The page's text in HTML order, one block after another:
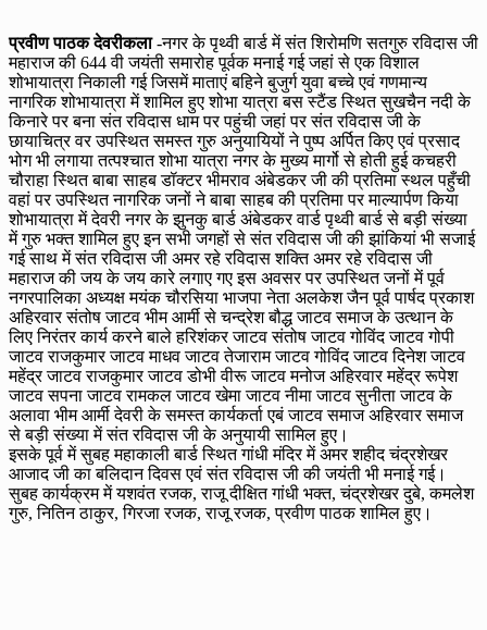
प्रवीण पाठक देवरीकला-नगर के पृथ्वी बार्ड में संत शिरोमणि सतगुरु रविदास जी
महाराज की 644 वी जयंती समारोह पूर्वक मनाई गई जहां से एक विशाल
शोभायात्रा निकाली गई जिसमें माताएं बहिने बुजुर्ग युवा बच्चे एवं गणमान्य
नागरिक शोभायात्रा में शामिल हुए शोभा यात्रा बस स्टैंड स्थित सुखचैन नदी के
किनारे पर बना संत रविदास धाम पर पहुंची जहां पर संत रविदास जी के
छायाचित्र वर उपस्थित समस्त गुरु अनुयायियों ने पुष्प अर्पित किए एवं प्रसाद
भोग भी लगाया तत्पश्चात शोभा यात्रा नगर के मुख्य मार्गो से होती हुई कचहरी
चौराहा स्थित बाबा साहब डॉक्टर भीमराव अंबेडकर जी की प्रतिमा स्थल पहुँची
वहां पर उपस्थित नागरिक जनों ने बाबा साहब की प्रतिमा पर माल्यार्पण किया
शोभायात्रा में देवरी नगर के झुनकु बार्ड अंबेडकर वार्ड पृथ्वी बार्ड से बड़ी संख्या
में गुरु भक्त शामिल हुए इन सभी जगहों से संत रविदास जी की झांकियां भी सजाई
गई साथ में संत रविदास जी अमर रहे रविदास शक्ति अमर रहे रविदास जी
महाराज की जय के जय कारे लगाए गए इस अवसर पर उपस्थित जनों में पूर्व
नगरपालिका अध्यक्ष मयंक चौरसिया भाजपा नेता अलकेश जैन पूर्व पार्षद प्रकाश
अहिरवार संतोष जाटव भीम आर्मी से चन्द्रेश बौद्ध जाटव समाज के उत्थान के
लिए निरंतर कार्य करने बाले हरिशंकर जाटव संतोष जाटव गोविंद जाटव गोपी
जाटव राजकुमार जाटव माधव जाटव तेजाराम जाटव गोविंद जाटव दिनेश जाटव
महेंद्र जाटव राजकुमार जाटव डोभी वीरू जाटव मनोज अहिरवार महेंद्र रूपेश
जाटव सपना जाटव रामकल जाटव खेमा जाटव नीमा जाटव सुनीता जाटव के
अलावा भीम आर्मी देवरी के समस्त कार्यकर्ता एबं जाटव समाज अहिरवार समाज
से बड़ी संख्या में संत रविदास जी के अनुयायी सामिल हुए।
इसके पूर्व में सुबह महाकाली बार्ड स्थित गांधी मंदिर में अमर शहीद चंद्रशेखर
आजाद जी का बलिदान दिवस एवं संत रविदास जी की जयंती भी मनाई गई।
सुबह कार्यक्रम में यशवंत रजक, राजू दीक्षित गांधी भक्त, चंद्रशेखर दुबे, कमलेश
गुरु, नितिन ठाकुर, गिरजा रजक, राजू रजक, प्रवीण पाठक शामिल हुए।